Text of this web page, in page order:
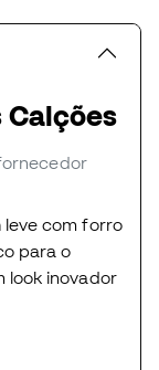
leve com forro
para o
look inovador